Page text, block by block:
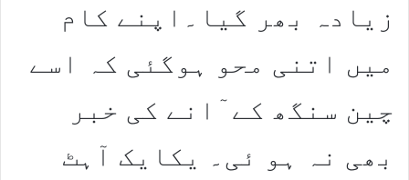
زیادہ بھر گیا۔اپنے کام
میں اتنی محو ہوگئی کہ اسے
چین سنگھ کے ٓانے کی خبر
بھی نہ ہو ئی۔ یکایک آہٹ